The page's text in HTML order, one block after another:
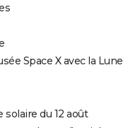
Space X avec la Lune
solaire du 12 août